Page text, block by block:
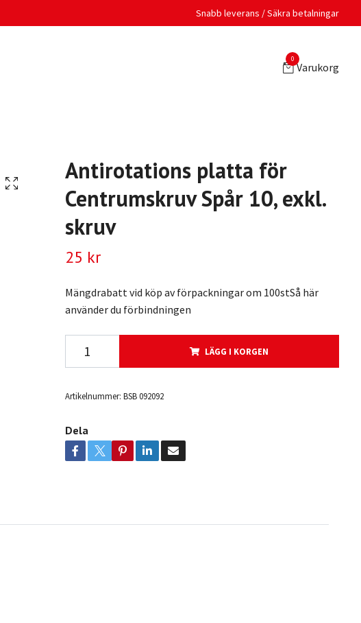
Snabb leverans / Säkra betalningar
0
Varukorg
Antirotations platta för
Centrumskruv Spår 10, exkl.
skruv
25 kr
Mängdrabatt vid köp av förpackningar om 100stSå här
använder du förbindningen
LÄGG I KORGEN
Artikelnummer: BSB 092092
Dela